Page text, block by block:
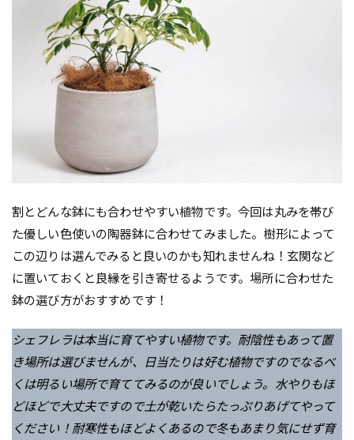
割とどんな鉢にも合わせやすい植物です。今回は丸みを帯び
た優しい色使いの陶器鉢に合わせてみました。樹形によって
この辺りは選んでみると良いのかも知れませんね！玄関など
に置いておくと良縁を引き寄せるようです。場所に合わせた
鉢の選び方がおすすめです！
シェフレラは本当に育てやすい植物です。耐陰性もあって置
き場所は選びませんが、日当たりは好む植物ですのでなるべ
くは明るい場所で育ててみるのが良いでしょう。水やりもほ
どほどで大丈夫ですので土が乾いたらたっぷりあげてやって
ください！耐寒性もほどよくあるので冬もあまり気にせず育